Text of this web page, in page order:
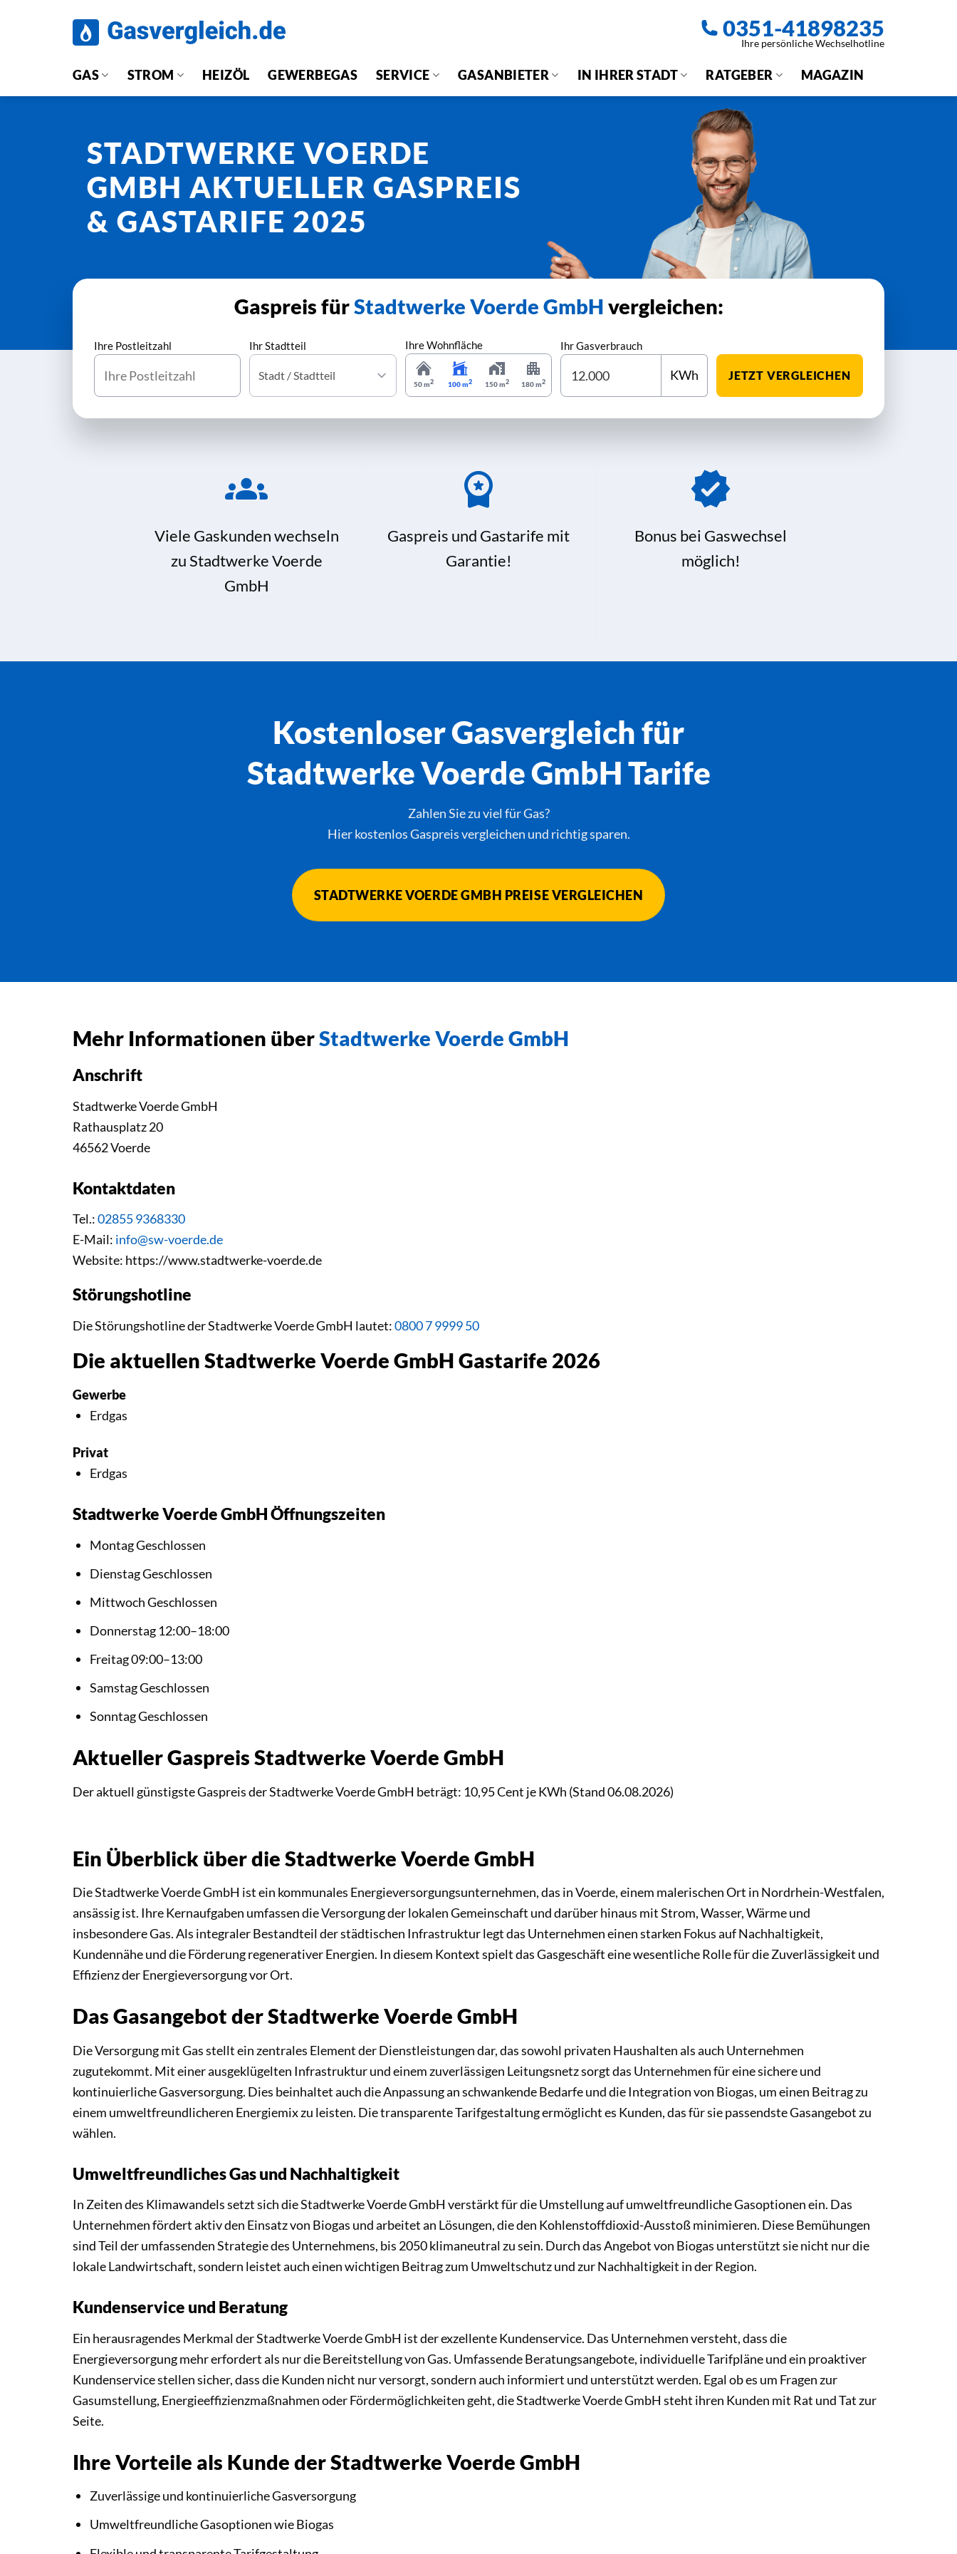
0351-41898235
Ihre persönliche Wechselhotline
GAS STROM HEIZÖL GEWERBEGAS SERVICE GASANBIETER IN IHRER STADT RATGEBER MAGAZIN
STADTWERKE VOERDE
GMBH AKTUELLER GASPREIS
& GASTARIFE 2025
Gaspreis fürStadtwerke Voerde GmbH vergleichen:
Ihre Postleitzahl Ihr Stadtteil Ihre Wohnfläche
50 m2 100 m2 150 m2 180 m2
Ihr Gasverbrauch
KWh JETZT VERGLEICHEN
Viele Gaskunden wechseln
zu Stadtwerke Voerde
GmbH
Gaspreis und Gastarife mit
Garantie!
Bonus bei Gaswechsel
möglich!
Kostenloser Gasvergleich für
Stadtwerke Voerde GmbH Tarife
Zahlen Sie zu viel für Gas?
Hier kostenlos Gaspreis vergleichen und richtig sparen.
STADTWERKE VOERDE GMBH PREISE VERGLEICHEN
Mehr Informationen überStadtwerke Voerde GmbH
Anschrift
Stadtwerke Voerde GmbH
Rathausplatz 20
46562 Voerde
Kontaktdaten
Tel.:02855 9368330
E-Mail: info@sw-voerde.de
Website: https://www.stadtwerke-voerde.de
Störungshotline
Die Störungshotline der Stadtwerke Voerde GmbH lautet:0800 7 9999 50
Die aktuellen Stadtwerke Voerde GmbH Gastarife 2026
Gewerbe
Erdgas
Privat
Erdgas
Stadtwerke Voerde GmbH Öffnungszeiten
Montag Geschlossen
Dienstag Geschlossen
Mittwoch Geschlossen
Donnerstag 12:00–18:00
Freitag 09:00–13:00
Samstag Geschlossen
Sonntag Geschlossen
Aktueller Gaspreis Stadtwerke Voerde GmbH
Der aktuell günstigste Gaspreis der Stadtwerke Voerde GmbH beträgt: 10,95 Cent je KWh (Stand 06.08.2026)
Ein Überblick über die Stadtwerke Voerde GmbH
Die Stadtwerke Voerde GmbH ist ein kommunales Energieversorgungsunternehmen, das in Voerde, einem malerischen Ort in Nordrhein-Westfalen,
ansässig ist. Ihre Kernaufgaben umfassen die Versorgung der lokalen Gemeinschaft und darüber hinaus mit Strom, Wasser, Wärme und
insbesondere Gas. Als integraler Bestandteil der städtischen Infrastruktur legt das Unternehmen einen starken Fokus auf Nachhaltigkeit,
Kundennähe und die Förderung regenerativer Energien. In diesem Kontext spielt das Gasgeschäft eine wesentliche Rolle für die Zuverlässigkeit und
Effizienz der Energieversorgung vor Ort.
Das Gasangebot der Stadtwerke Voerde GmbH
Die Versorgung mit Gas stellt ein zentrales Element der Dienstleistungen dar, das sowohl privaten Haushalten als auch Unternehmen
zugutekommt. Mit einer ausgeklügelten Infrastruktur und einem zuverlässigen Leitungsnetz sorgt das Unternehmen für eine sichere und
kontinuierliche Gasversorgung. Dies beinhaltet auch die Anpassung an schwankende Bedarfe und die Integration von Biogas, um einen Beitrag zu
einem umweltfreundlicheren Energiemix zu leisten. Die transparente Tarifgestaltung ermöglicht es Kunden, das für sie passendste Gasangebot zu
wählen.
Umweltfreundliches Gas und Nachhaltigkeit
In Zeiten des Klimawandels setzt sich die Stadtwerke Voerde GmbH verstärkt für die Umstellung auf umweltfreundliche Gasoptionen ein. Das
Unternehmen fördert aktiv den Einsatz von Biogas und arbeitet an Lösungen, die den Kohlenstoffdioxid-Ausstoß minimieren. Diese Bemühungen
sind Teil der umfassenden Strategie des Unternehmens, bis 2050 klimaneutral zu sein. Durch das Angebot von Biogas unterstützt sie nicht nur die
lokale Landwirtschaft, sondern leistet auch einen wichtigen Beitrag zum Umweltschutz und zur Nachhaltigkeit in der Region.
Kundenservice und Beratung
Ein herausragendes Merkmal der Stadtwerke Voerde GmbH ist der exzellente Kundenservice. Das Unternehmen versteht, dass die
Energieversorgung mehr erfordert als nur die Bereitstellung von Gas. Umfassende Beratungsangebote, individuelle Tarifpläne und ein proaktiver
Kundenservice stellen sicher, dass die Kunden nicht nur versorgt, sondern auch informiert und unterstützt werden. Egal ob es um Fragen zur
Gasumstellung, Energieeffizienzmaßnahmen oder Fördermöglichkeiten geht, die Stadtwerke Voerde GmbH steht ihren Kunden mit Rat und Tat zur
Seite.
Ihre Vorteile als Kunde der Stadtwerke Voerde GmbH
Zuverlässige und kontinuierliche Gasversorgung
Umweltfreundliche Gasoptionen wie Biogas